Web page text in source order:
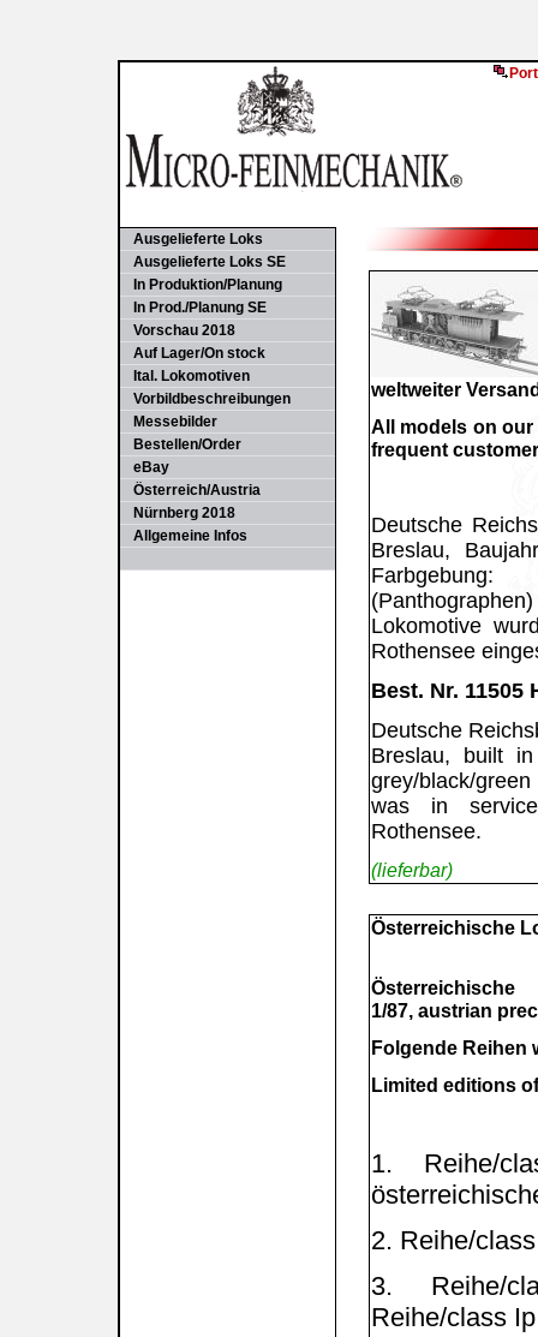
Ausgelieferte Loks
Ausgelieferte Loks SE
In Produktion/Planung
In Prod./Planung SE
Vorschau 2018
Auf Lager/On stock
Ital. Lokomotiven
Vorbildbeschreibungen
Messebilder
Bestellen/Order
eBay
Österreich/Austria
Nürnberg 2018
Allgemeine Infos
weltweiter
All models on
frequent
Deutsche
Breslau,
Farbgebung:
Lokomotive
Rothensee
Best. Nr. 11505
Deutsche
Breslau, built
grey/black/
was in
Rothensee.
(lieferbar)
Österreichische
Österreichische
1/87, austrian
Folgende Reihen
Limited editions
1. Reihe/
2. Reihe/
3. Reihe/
Reihe/class